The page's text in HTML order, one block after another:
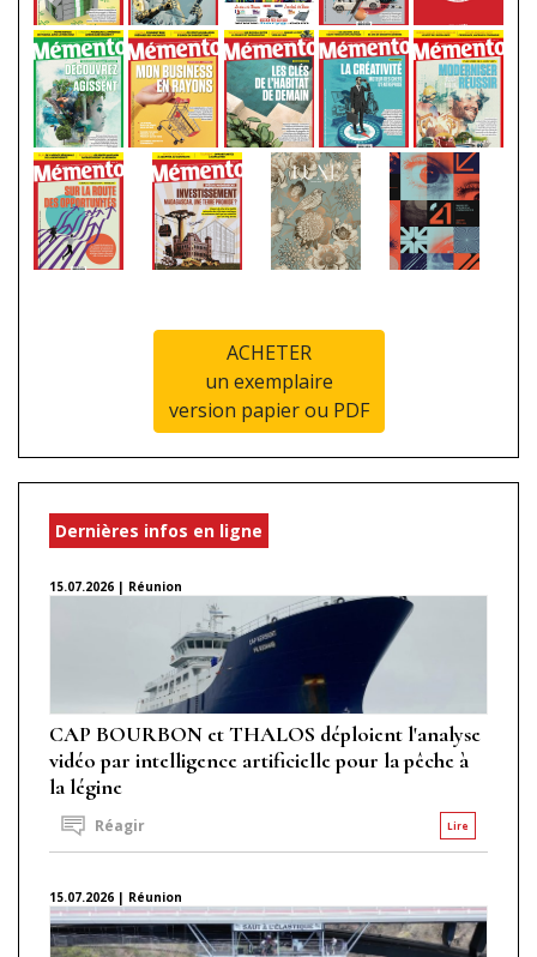
ACHETER
un exemplaire
version papier ou PDF
Dernières infos en ligne
15.07.2026 | Réunion
CAP BOURBON et THALOS déploient l'analyse
vidéo par intelligence artificielle pour la pêche à
la légine
Lire
Réagir
15.07.2026 | Réunion